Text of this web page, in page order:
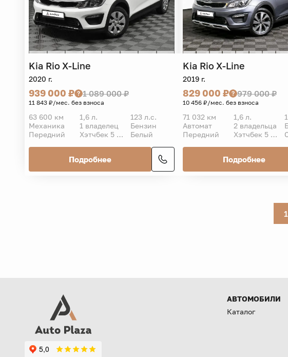
Kia Rio X-Line
2020 г.
939 000 ₽ 1 089 000 ₽
11 843 ₽/мес. без взноса
63 600 км 1,6 л.
123 л.с.
Механика
1 владелец
Бензин
Передний
Хэтчбек 5 дв. Белый
Подробнее
Kia Rio X-Line
2019 г.
829 000 ₽ 979 000 ₽
10 456 ₽/мес. без взноса
71 032 км 1,6 л.
Автомат
2 владельца
Передний
Хэтчбек 5 дв.
Подробнее
1
АВТОМОБИЛИ
Каталог